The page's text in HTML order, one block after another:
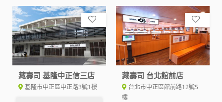
藏壽司 基隆中正信三店
基隆市中正區中正路3號1樓
藏壽司 台北館前店
台北市中正區館前路12號5
樓